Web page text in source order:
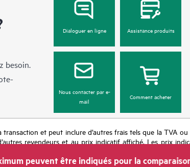
besoin.
Dialoguer en ligne Assistance produits
Nous contacter par e-
mail
Comment acheter
et peut inclure d’autres frais tels que la TVA
revendeurs et au prix indicatif affiché. Les prix
et des erreurs dans les publicités.
peuvent être indiqués pour la